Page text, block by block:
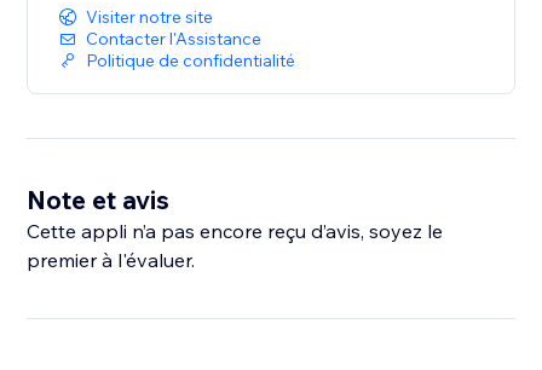
Visiter notre site
Contacter l'Assistance
Politique de confidentialité
Note et avis
Cette appli n’a pas encore reçu d’avis, soyez le
premier à l'évaluer.